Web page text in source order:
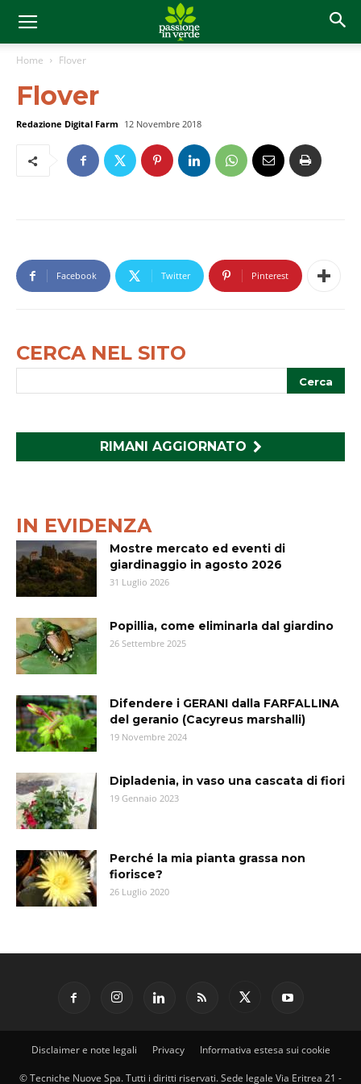
Home Flover
Flover
Redazione Digital Farm 12 Novembre 2018
Facebook Twitter Pinterest
CERCA NEL SITO
RIMANI AGGIORNATO
IN EVIDENZA
Mostre mercato ed eventi di
giardinaggio in agosto 2026
31 Luglio 2026
Popillia, come eliminarla dal giardino
26 Settembre 2025
Difendere i GERANI dalla FARFALLINA
del geranio (Cacyreus marshalli)
19 Novembre 2024
Dipladenia, in vaso una cascata di fiori
19 Gennaio 2023
Perché la mia pianta grassa non
fiorisce?
26 Luglio 2020
Disclaimer e note legali Privacy Informativa estesa sui cookie
© Tecniche Nuove Spa. Tutti i diritti riservati. Sede legale Via Eritrea 21 -